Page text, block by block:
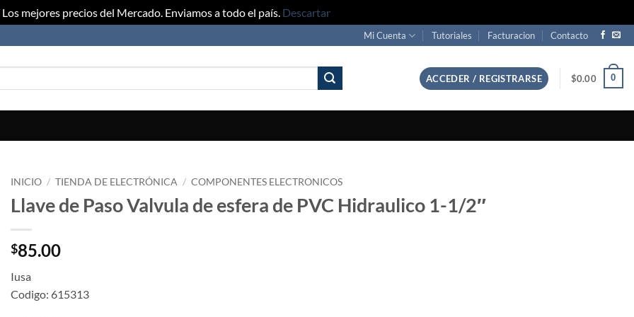
Los mejores precios del Mercado. Enviamos a todo el país. Descartar
Mi Cuenta Tutoriales Facturacion Contacto
ACCEDER / REGISTRARSE $0.00 0
INICIO / TIENDA DE ELECTRÓNICA / COMPONENTES ELECTRONICOS
Llave de Paso Valvula de esfera de PVC Hidraulico 1-1/2″
$85.00
Iusa
Codigo: 615313